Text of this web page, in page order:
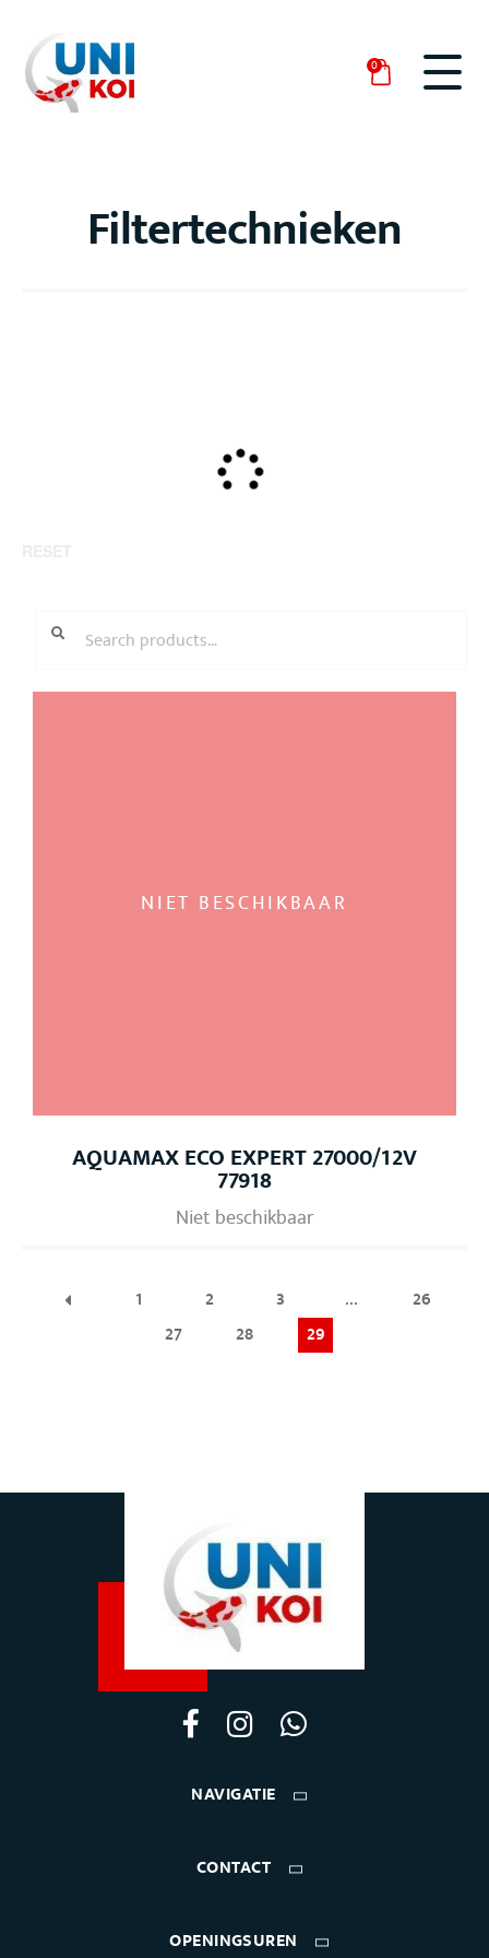
0
Filtertechnieken
SEARCH
FOR:
NIET BESCHIKBAAR
AQUAMAX ECO EXPERT 27000/12V
77918
Niet beschikbaar
1 2 3 …
26
27
28 29
NAVIGATIE
CONTACT
OPENINGSUREN